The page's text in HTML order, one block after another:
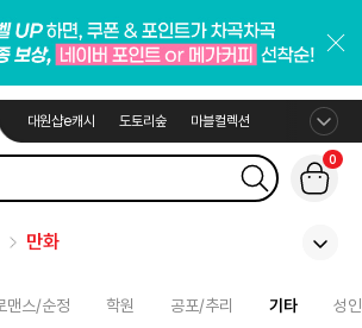
대원샵e캐시 도토리숲 마블컬렉션
0
만화
맨스/순정 학원 공포/추리 기타 성인